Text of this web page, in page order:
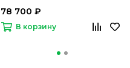
78 700 ₽
В корзину